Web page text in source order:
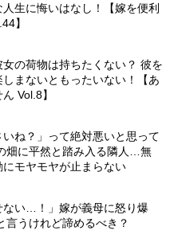
人生に悔いはなし！【嫁を便利
】
の荷物は持ちたくない？ 彼を
まないともったいない！【あ
Vol.8】
いね？」って絶対悪いと思って
畑に平然と踏み入る隣人…無
モヤモヤが止まらない
ない…！」嫁が義母に怒り爆
言うけれど諦めるべき？